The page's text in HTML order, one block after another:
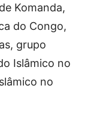
Komanda,
do Congo,
grupo
Islâmico no
no